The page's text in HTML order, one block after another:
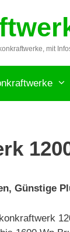
mit
Günstige